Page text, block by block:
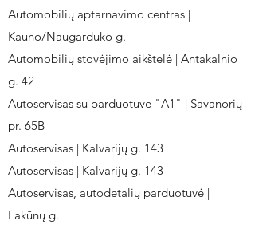
Automobilių aptarnavimo centras |
Kauno/Naugarduko g.
Automobilių stovėjimo aikštelė | Antakalnio
g. 42
Autoservisas su parduotuve "A1" | Savanorių
pr. 65B
Autoservisas | Kalvarijų g. 143
Autoservisas | Kalvarijų g. 143
Autoservisas, autodetalių parduotuvė |
Lakūnų g.